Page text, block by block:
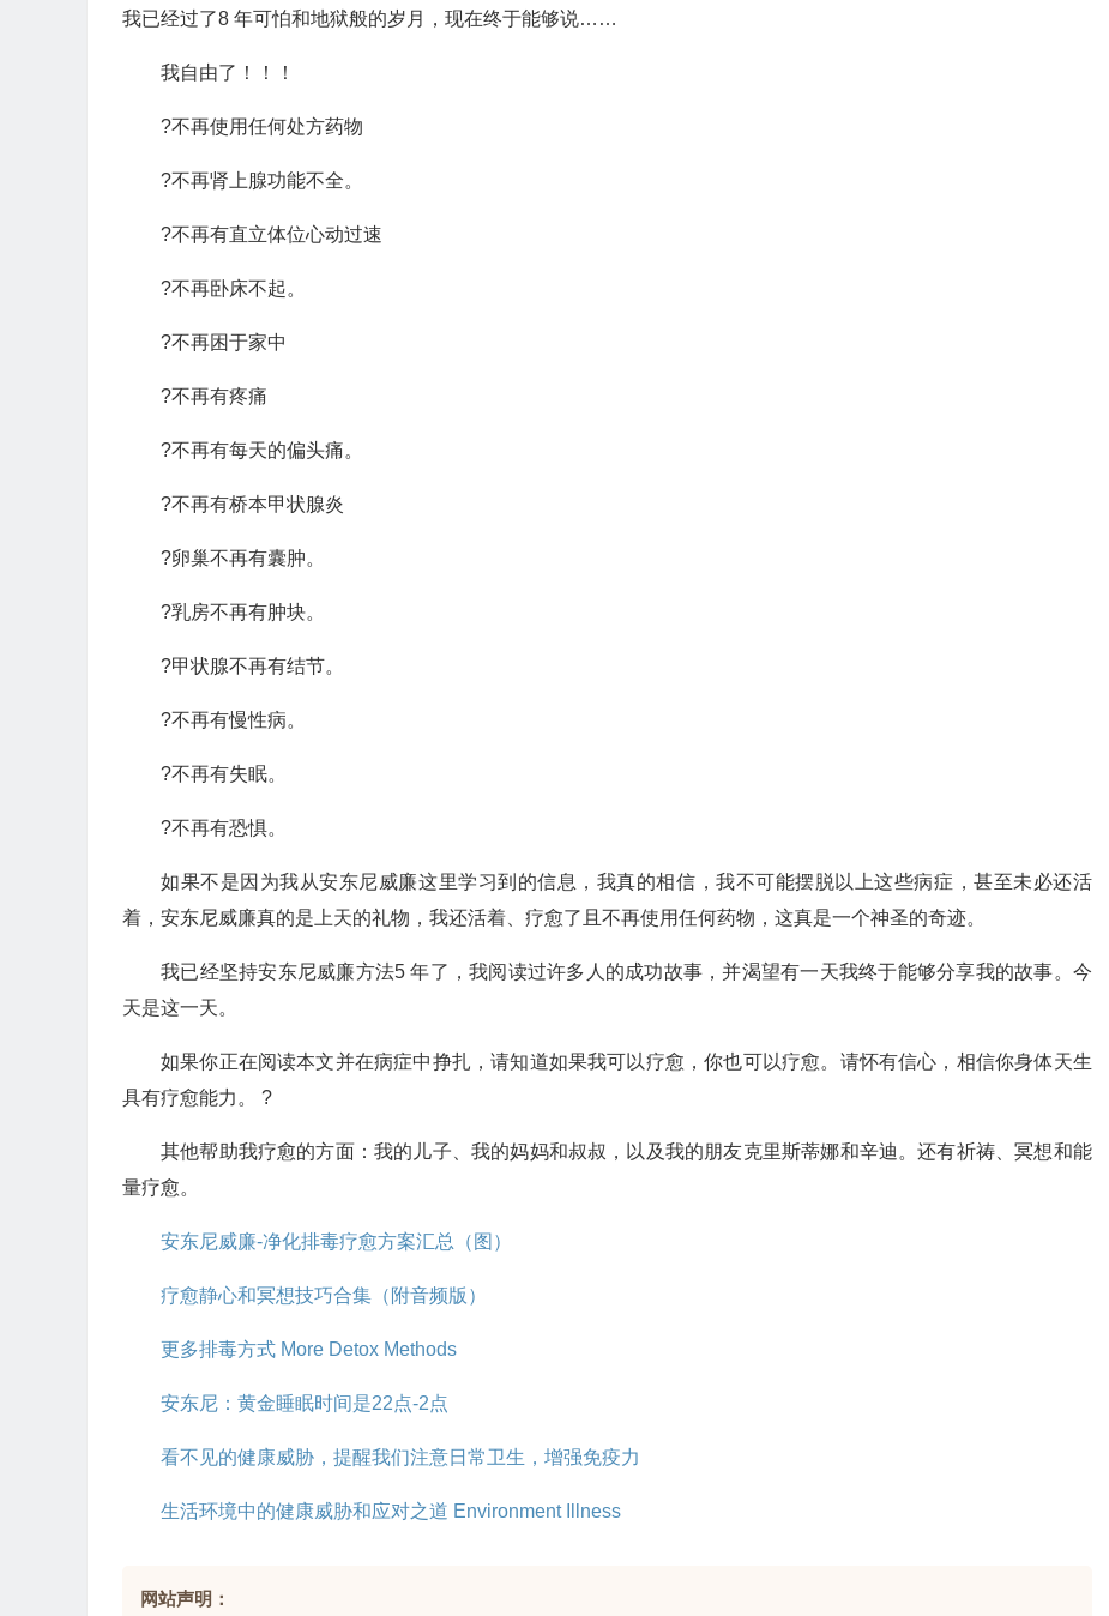
我已经过了8 年可怕和地狱般的岁月，现在终于能够说……
我自由了！！！
?不再使用任何处方药物
?不再肾上腺功能不全。
?不再有直立体位心动过速
?不再卧床不起。
?不再困于家中
?不再有疼痛
?不再有每天的偏头痛。
?不再有桥本甲状腺炎
?卵巢不再有囊肿。
?乳房不再有肿块。
?甲状腺不再有结节。
?不再有慢性病。
?不再有失眠。
?不再有恐惧。
如果不是因为我从安东尼威廉这里学习到的信息，我真的相信，我不可能摆脱以上这些病症，甚至未必还活
着，安东尼威廉真的是上天的礼物，我还活着、疗愈了且不再使用任何药物，这真是一个神圣的奇迹。
我已经坚持安东尼威廉方法5 年了，我阅读过许多人的成功故事，并渴望有一天我终于能够分享我的故事。今
天是这一天。
如果你正在阅读本文并在病症中挣扎，请知道如果我可以疗愈，你也可以疗愈。请怀有信心，相信你身体天生
具有疗愈能力。 ?
其他帮助我疗愈的方面：我的儿子、我的妈妈和叔叔，以及我的朋友克里斯蒂娜和辛迪。还有祈祷、冥想和能
量疗愈。
安东尼威廉-净化排毒疗愈方案汇总（图）
疗愈静心和冥想技巧合集（附音频版）
更多排毒方式 More Detox Methods
安东尼：黄金睡眠时间是22点-2点
看不见的健康威胁，提醒我们注意日常卫生，增强免疫力
生活环境中的健康威胁和应对之道 Environment Illness
网站声明：